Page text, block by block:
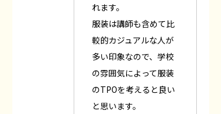
れます。
服装は講師も含めて比
較的カジュアルな人が
多い印象なので、学校
の雰囲気によって服装
のTPOを考えると良い
と思います。